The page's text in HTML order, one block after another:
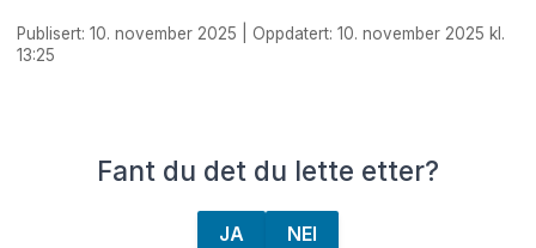
Publisert: 10. november 2025 | Oppdatert: 10. november 2025 kl.
13:25
Fant du det du lette etter?
JA NEI